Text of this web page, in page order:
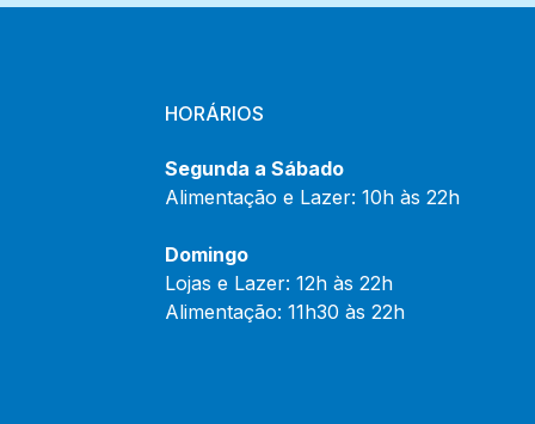
HORÁRIOS
Segunda a Sábado
Alimentação e Lazer: 10h às 22h
Domingo
Lojas e Lazer: 12h às 22h
Alimentação: 11h30 às 22h